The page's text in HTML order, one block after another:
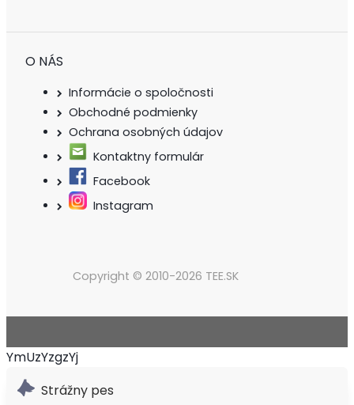
O NÁS
Informácie o spoločnosti
Obchodné podmienky
Ochrana osobných údajov
Kontaktny formulár
Facebook
Instagram
Copyright © 2010-2026 TEE.SK
YmUzYzgzYj
Strážny pes